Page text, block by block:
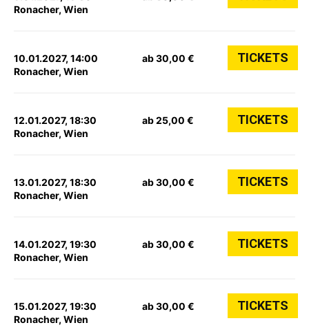
Ronacher, Wien
10.01.2027, 14:00
Ronacher, Wien
ab 30,00 € TICKETS
12.01.2027, 18:30
Ronacher, Wien
ab 25,00 € TICKETS
13.01.2027, 18:30
Ronacher, Wien
ab 30,00 € TICKETS
14.01.2027, 19:30
Ronacher, Wien
ab 30,00 € TICKETS
15.01.2027, 19:30
Ronacher, Wien
ab 30,00 € TICKETS